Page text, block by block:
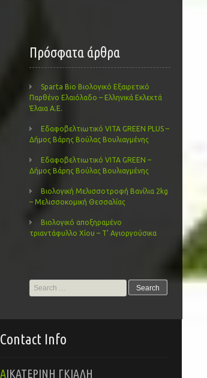
Πρόσφατα άρθρα
Sparta Bio Βιολογικό Εξαιρετικό
Παρθένο Ελαιόλαδο – Ελληνικά Εκλεκτά
Έλαια Α.Ε.
Εδαφοβελτιωτικό VITA GREEN PLUS –
Δήμος Βάρης Βούλας Βουλιαγμένης
Εδαφοβελτιωτικό VITA GREEN –
Δήμος Βάρης Βούλας Βουλιαγμένης
Βιολογική Μελισσοτροφή Βανίλια 2kg
– Μελισσοκομική Θεσσαλίας
Βιολογικό αποξηραμένο
τριαντάφυλλο Χίου – Τ’ Αγιοργούσικα
Search
for:
Contact Info
ΑΙΚΑΤΕΡΙΝΗ ΓΚΙΑΛΗ